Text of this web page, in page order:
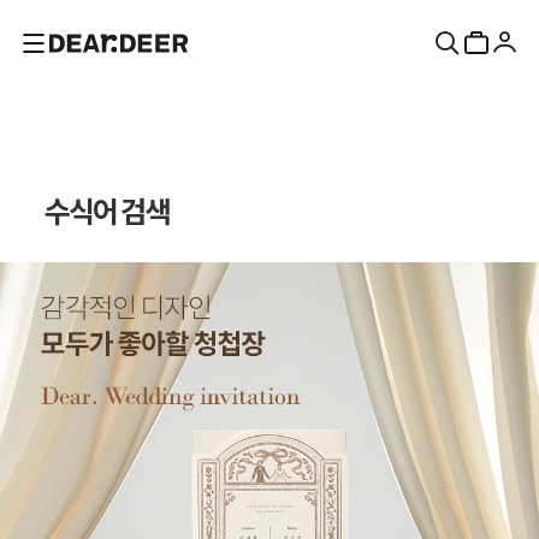
수식어 검색